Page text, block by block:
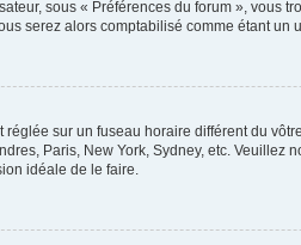
sous « Préférences du forum », vous
serez alors comptabilisé comme étant un
réglée sur un fuseau horaire différent du
Paris, New York, Sydney, etc. Veuillez
idéale de le faire.